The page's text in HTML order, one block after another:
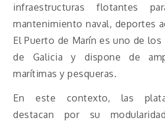
infraestructuras flotantes
mantenimiento naval, deportes
ElPuerto de Marín es uno de los
de Galicia y dispone de
marítimas y pesqueras.
En este contexto, las
destacan por su